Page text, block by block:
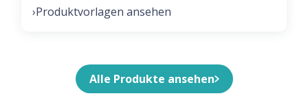
›Produktvorlagen ansehen
Alle Produkte ansehen